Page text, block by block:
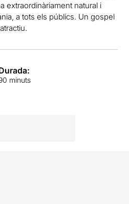
extraordinàriament natural i
a tots els públics. Un gospel
minuts